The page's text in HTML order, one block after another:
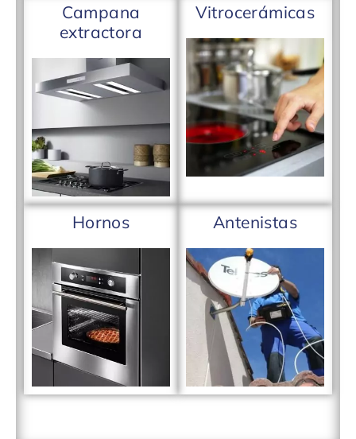
Campana
extractora
Vitrocerámicas
Hornos Antenistas